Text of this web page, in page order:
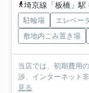
埼京線「板橋」駅
駐輪場 エレベー
敷地内ごみ置き場
当店では、初期費用
渉、インターネット
見る